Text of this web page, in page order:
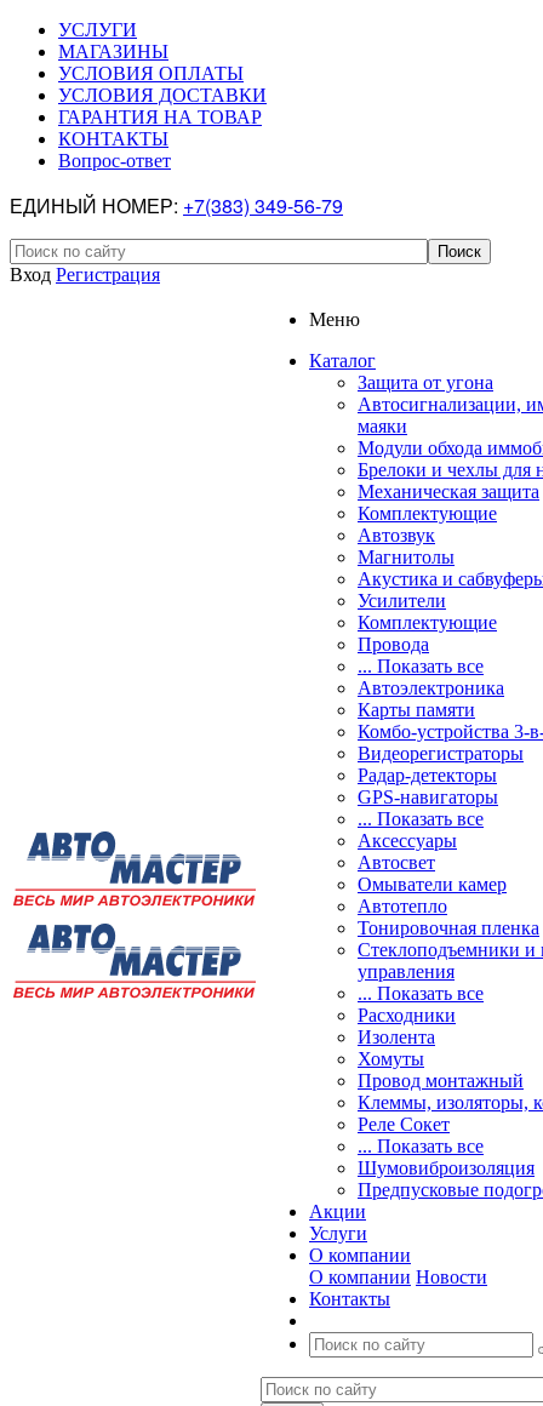
УСЛУГИ
МАГАЗИНЫ
УСЛОВИЯ ОПЛАТЫ
УСЛОВИЯ ДОСТАВКИ
ГАРАНТИЯ НА ТОВАР
КОНТАКТЫ
Вопрос-ответ
ЕДИНЫЙ НОМЕР: +7(383) 349-56-79
Вход Регистрация
Меню
Каталог
Защита от угона
Автосигнализации,
маяки
Модули обхода
Брелоки и чехлы для
Механическая защита
Комплектующие
Автозвук
Магнитолы
Акустика и
Усилители
Комплектующие
Провода
... Показать все
Автоэлектроника
Карты памяти
Комбо-устройства 3-
Видеорегистраторы
Радар-детекторы
GPS-навигаторы
... Показать все
Аксессуары
Автосвет
Омыватели камер
Автотепло
Тонировочная пленка
Стеклоподъемники и
управления
... Показать все
Расходники
Изолента
Хомуты
Провод монтажный
Клеммы, изоляторы,
Реле Сокет
... Показать все
Шумовиброизоляция
Предпусковые
Акции
Услуги
О компании
О компании Новости
Контакты